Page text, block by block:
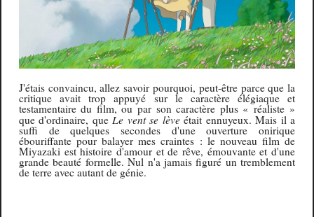
J'étais convaincu, allez savoir pourquoi, peut-être parce que la
critique avait trop appuyé sur le caractère élégiaque et
testamentaire du film, ou par son caractère plus « réaliste »
que d'ordinaire, que Le vent se lèveétait ennuyeux. Mais il a
suffi de quelques secondes d'une ouverture onirique
ébouriffante pour balayer mes craintes : le nouveau film de
Miyazaki est histoire d'amour et de rêve, émouvante et d'une
grande beauté formelle. Nul n'a jamais figuré un tremblement
de terre avec autant de génie.